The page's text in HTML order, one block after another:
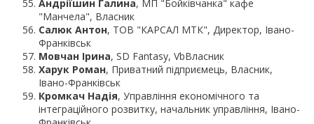
Андріїшин Галина, МП "Бойківчанка" кафе
"Манчела", Власник
Салюк Антон, ТОВ "КАРСАЛ МТК", Директор, Івано-
Франківськ
Мовчан Ірина, SD Fantasy, VbВласник
Харук Роман, Приватний підприємець, Власник,
Івано-Франківськ
Кромкач Надія, Управління економічного та
інтеграційного розвитку, начальник управління, Івано-